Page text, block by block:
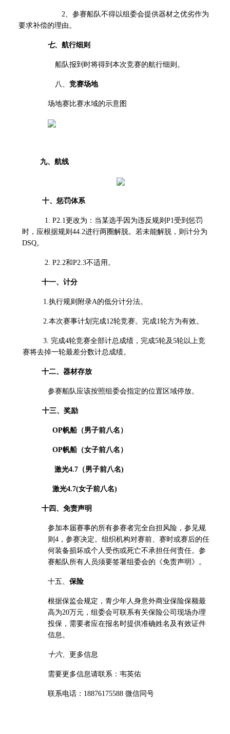
2 、参赛船队不得以组委会提供器材之优劣作为
要求补偿的理由。
七、 航行细则
船队报到时将得到本次竞赛的航行细则。
八、 竞赛场地
场地赛比赛水域的示意图
九、航线
十、惩罚体系
1. P2.1更改为：当某选手因为违反规则P1受到惩罚
时，应根据规则44.2进行两圈解脱。若未能解脱，则计分为
DSQ。
2. P2.2和P2.3不适用。
十一、计分
1.执行规则附录A的低分计分法。
2.本次赛事计划完成12轮竞赛。完成1轮方为有效。
3. 完成4轮竞赛全部计总成绩，完成5轮及5轮以上竞
赛将去掉一轮最差分数计总成绩。
十二、器材存放
参赛船队应该按照组委会指定的位置区域停放。
十三、奖励
OP帆船（男子前八名）
OP帆船（女子前八名）
激光4.7（男子前八名)
激光4.7(女子前八名)
十四、免责声明
参加本届赛事的所有参赛者完全自担风险，参见规
则4，参赛决定。组织机构对赛前、赛时或赛后的任
何装备损坏或个人受伤或死亡不承担任何责任。参
赛船队所有人员须要签署组委会的《免责声明》。
十五、 保险
根据保监会规定，青少年人身意外商业保险保额最
高为20万元，组委会可联系有关保险公司现场办理
投保，需要者应在报名时提供准确姓名及有效证件
信息。
十六、 更多信息
需要更多信息请联系：韦英佑
联系电话：18876175588 微信同号